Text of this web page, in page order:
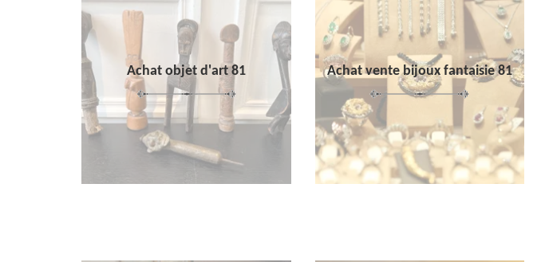
Achat objet d'art 81 Achat vente bijoux fantaisie 81